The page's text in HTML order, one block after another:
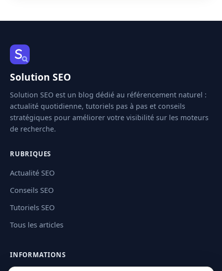
Solution SEO
Solution SEO est un blog dédié au référencement naturel :
actualité quotidienne, tutoriels pas à pas et conseils
stratégiques pour améliorer votre visibilité sur les moteurs
de recherche.
RUBRIQUES
Actualité SEO
Conseils SEO
Tutoriels SEO
Tous les articles
INFORMATIONS